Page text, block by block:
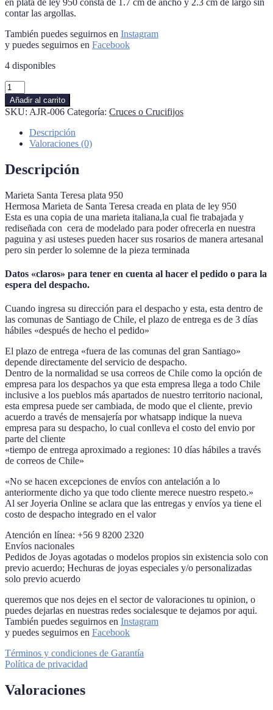
contar las argollas.
También puedes seguirnos en Instagram
y puedes seguirnos en Facebook
4 disponibles
Marieta
Santa
Teresa
cantidad
Añadir al carrito
SKU: AJR-006 Categoría: Cruces o Crucifijos
Descripción
Valoraciones (0)
Descripción
Marieta Santa Teresa plata 950
Hermosa Marieta de Santa Teresa creada en plata de ley 950
Esta es una copia de una marieta italiana,la cual fie trabajada y
rediseñada con cera de modelado para poder ofrecerla en nuestra
paguina y asi usteses pueden hacer sus rosarios de manera artesanal
pero sin perder lo solemne de la pieza terminada
Datos «claros» para tener en cuenta al hacer el pedido o para la
espera del despacho.
Cuando ingresa su dirección para el despacho y esta, esta dentro de
las comunas de Santiago de Chile, el plazo de entrega es de 3 días
hábiles «después de hecho el pedido»
El plazo de entrega «fuera de las comunas del gran Santiago»
depende directamente del servicio de despacho.
Dentro de la normalidad se usa correos de Chile como la opción de
empresa para los despachos ya que esta empresa llega a todo Chile
inclusive a los pueblos más apartados de nuestro territorio nacional,
esta empresa puede ser cambiada, de modo que el cliente, previo
acuerdo a través de mensajería por whatsapp indique la nueva
empresa para su despacho, lo cual conlleva el costo del envio por
parte del cliente
«tiempo de entrega aproximado a regiones: 10 días hábiles a través
de correos de Chile»
«No se hacen excepciones de envíos con antelación a lo
anteriormente dicho ya que todo cliente merece nuestro respeto.»
Al ser Joyeria Online se aclara que las entregas y envíos ya tiene el
costo de despacho integrado en el valor
Atención en línea: +56 9 8200 2320
Envíos nacionales
Pedidos de Joyas agotadas o modelos propios sin existencia solo con
previo acuerdo; Hechuras de joyas especiales y/o personalizadas
solo previo acuerdo
queremos que nos dejes en el sector de valoraciones tu opinion, o
puedes dejarlas en nuestras redes socialesque te dejamos por aqui.
También puedes seguirnos en Instagram
y puedes seguirnos en Facebook
Términos y condiciones de Garantía
Política de privacidad
Valoraciones